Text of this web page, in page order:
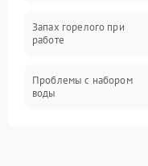
Запах горелого при
работе
Проблемы с набором
воды